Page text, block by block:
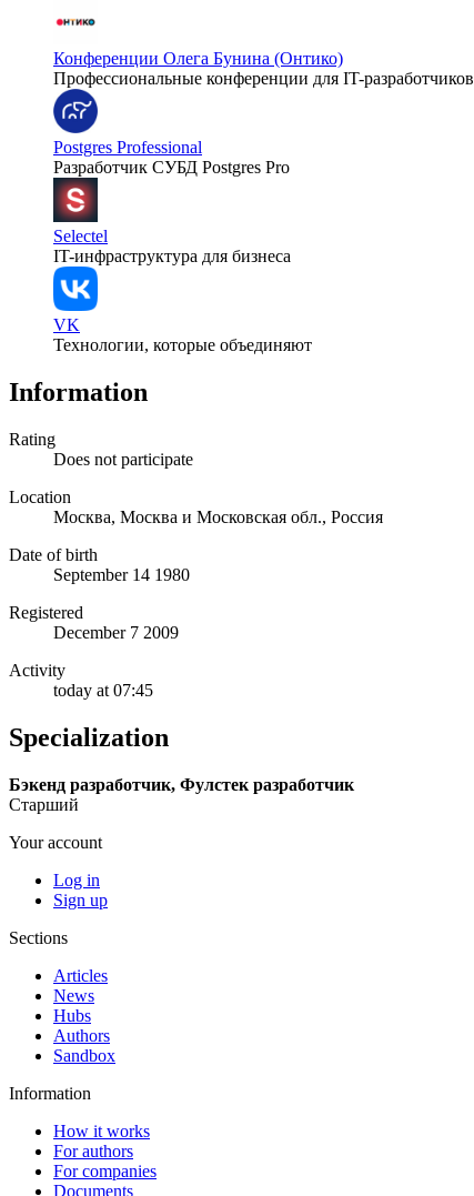
Конференции Олега Бунина (Онтико)
Профессиональные конференции для IT-разработчиков
Postgres Professional
Разработчик СУБД Postgres Pro
Selectel
IT-инфраструктура для бизнеса
VK
Технологии, которые объединяют
Information
Rating
Does not participate
Location
Москва, Москва и Московская обл., Россия
Date of birth
September 14 1980
Registered
December 7 2009
Activity
today at 07:45
Specialization
Бэкенд разработчик, Фулстек разработчик
Старший
Your account
Log in
Sign up
Sections
Articles
News
Hubs
Authors
Sandbox
Information
How it works
For authors
For companies
Documents